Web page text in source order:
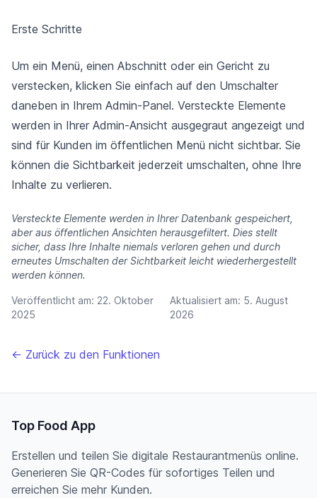
Erste Schritte
Um ein Menü, einen Abschnitt oder ein Gericht zu
verstecken, klicken Sie einfach auf den Umschalter
daneben in Ihrem Admin-Panel. Versteckte Elemente
werden in Ihrer Admin-Ansicht ausgegraut angezeigt und
sind für Kunden im öffentlichen Menü nicht sichtbar. Sie
können die Sichtbarkeit jederzeit umschalten, ohne Ihre
Inhalte zu verlieren.
Versteckte Elemente werden in Ihrer Datenbank gespeichert,
aber aus öffentlichen Ansichten herausgefiltert. Dies stellt
sicher, dass Ihre Inhalte niemals verloren gehen und durch
erneutes Umschalten der Sichtbarkeit leicht wiederhergestellt
werden können.
Veröffentlicht am: 22. Oktober
2025
Aktualisiert am: 5. August
2026
← Zurück zu den Funktionen
Top Food App
Erstellen und teilen Sie digitale Restaurantmenüs online.
Generieren Sie QR-Codes für sofortiges Teilen und
erreichen Sie mehr Kunden.